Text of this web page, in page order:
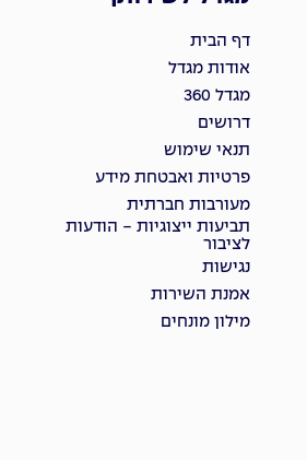
דף הבית
אודות מגדל
מגדל 360
דרושים
תנאי שימוש
פרטיות ואבטחת מידע
מעורבות חברתית
תביעות ייצוגיות - הודעות
לציבור
נגישות
אמנת השירות
מילון מונחים